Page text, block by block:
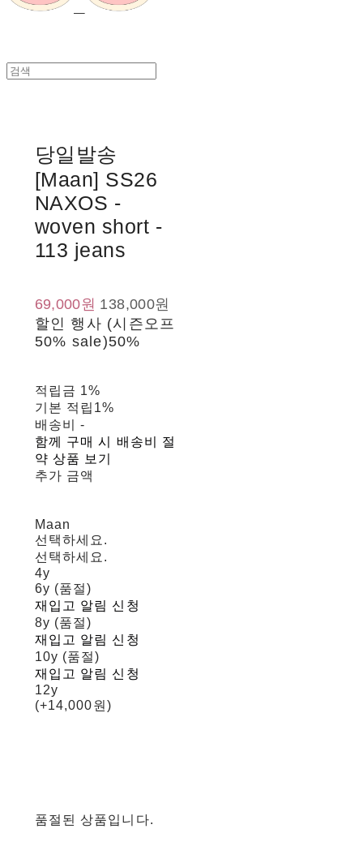
당일발송
[Maan] SS26
NAXOS -
woven short -
113 jeans
69,000원 138,000원
할인 행사 (시즌오프
50% sale)50%
적립금 1%
기본 적립 1%
배송비-
함께 구매 시 배송비 절
약 상품 보기
추가 금액
Maan
선택하세요.
선택하세요.
4y
6y (품절)
재입고 알림 신청
8y (품절)
재입고 알림 신청
10y (품절)
재입고 알림 신청
12y
(+14,000원)
품절된 상품입니다.